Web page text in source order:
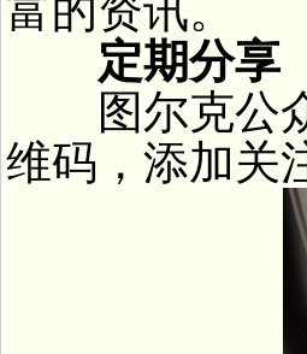
定期分享
图尔克公众
维码，添加关